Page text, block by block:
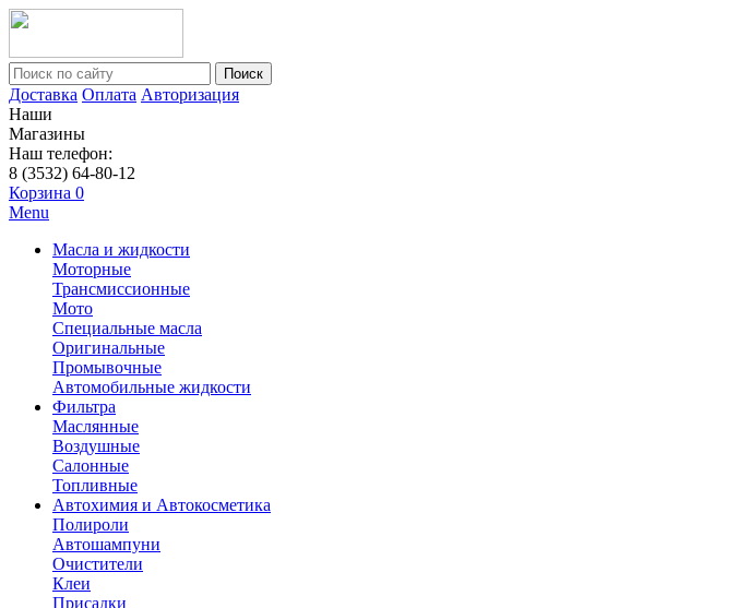
Поиск
Доставка Оплата Авторизация
Наши
Магазины
Наш телефон:
8 (3532) 64-80-12
Корзина 0
Menu
Масла и жидкости
Моторные
Трансмиссионные
Мото
Специальные масла
Оригинальные
Промывочные
Автомобильные жидкости
Фильтра
Маслянные
Воздушные
Салонные
Топливные
Автохимия и Автокосметика
Полироли
Автошампуни
Очистители
Клеи
Присадки